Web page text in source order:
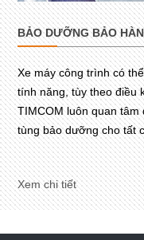
BẢO DƯỠNG BẢO
Xe máy công trình có
tính năng, tùy theo điều
TIMCOM luôn quan
tùng bảo dưỡng cho tất
Xem chi tiết